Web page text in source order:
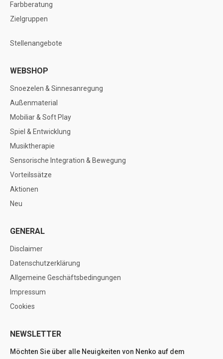
Farbberatung
Zielgruppen
Stellenangebote
WEBSHOP
Snoezelen & Sinnesanregung
Außenmaterial
Mobiliar & Soft Play
Spiel & Entwicklung
Musiktherapie
Sensorische Integration & Bewegung
Vorteilssätze
Aktionen
Neu
GENERAL
Disclaimer
Datenschutzerklärung
Allgemeine Geschäftsbedingungen
Impressum
Cookies
NEWSLETTER
Möchten Sie über alle Neuigkeiten von Nenko auf dem